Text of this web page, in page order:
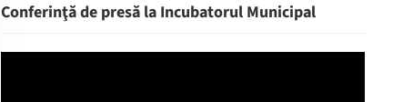
Conferinţă de presă la Incubatorul Municipal